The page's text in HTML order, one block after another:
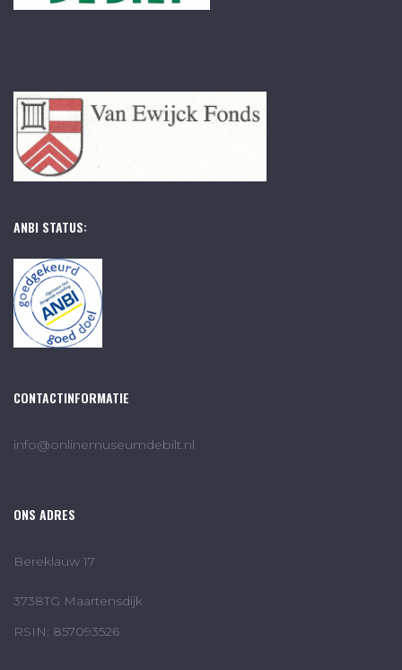
ANBI STATUS:
CONTACTINFORMATIE
info@onlinemuseumdebilt.nl
ONS ADRES
Bereklauw 17
3738TG Maartensdijk
RSIN: 857093526